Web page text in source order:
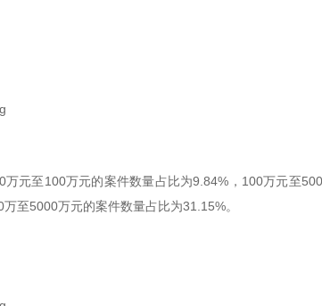
元至100万元的案件数量占比为9.84%，100万元至
至5000万元的案件数量占比为31.15%。